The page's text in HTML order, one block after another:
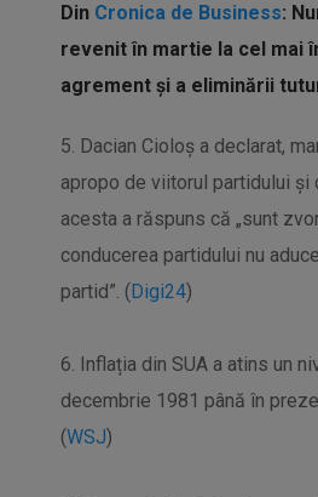
Din Cronica de Business:
revenit în martie la cel mai
agrement şi a eliminării
5. Dacian Cioloș a declarat,
apropo de viitorul partidului și
acesta a răspuns că „sunt
conducerea partidului nu
partid”. (Digi24)
6. Inflația din SUA a atins un
decembrie 1981 până în
(WSJ)